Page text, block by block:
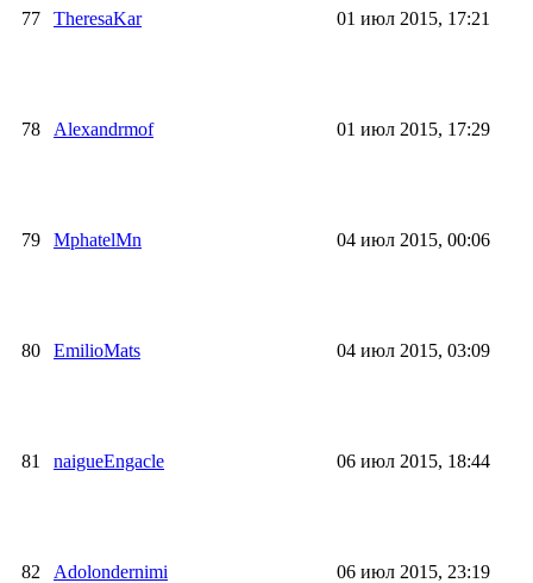
77 TheresaKar 01 июл 2015, 17:21
78 Alexandrmof 01 июл 2015, 17:29
79 MphatelMn 04 июл 2015, 00:06
80 EmilioMats 04 июл 2015, 03:09
81 naigueEngacle 06 июл 2015, 18:44
82 Adolondernimi 06 июл 2015, 23:19